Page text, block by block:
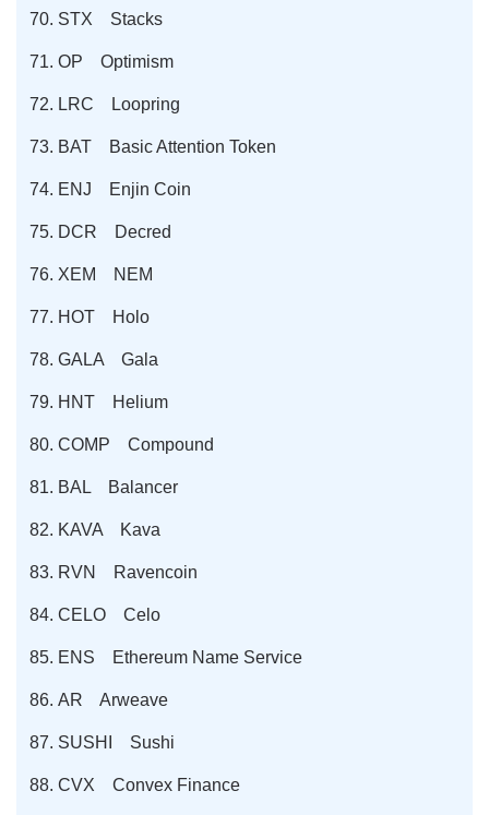
STX Stacks
OP Optimism
LRC Loopring
BAT Basic Attention Token
ENJ Enjin Coin
DCR Decred
XEM NEM
HOT Holo
GALA Gala
HNT Helium
COMP Compound
BAL Balancer
KAVA Kava
RVN Ravencoin
CELO Celo
ENS Ethereum Name Service
AR Arweave
SUSHI Sushi
CVX Convex Finance